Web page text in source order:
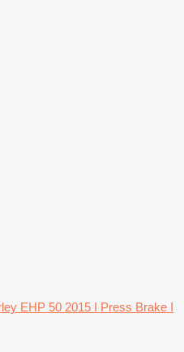
EHP 50 2015 I Press Brake I